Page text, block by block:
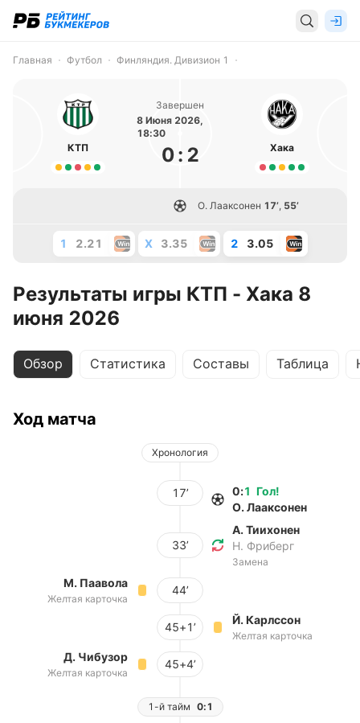
Главная Футбол Финляндия. Дивизион 1
КТП
Завершен
8 Июня 2026,
18:30
0: 2 Хака
О. Лааксонен 17’, 55’
1 2.21 X 3.35 2 3.05
Результаты игры КТП - Хака 8
июня 2026
Обзор Статистика Составы Таблица
Ход матча
Хронология
17’ Гол!
0:1
О. Лааксонен
33’
А. Тиихонен
Н. Фриберг
Замена
М. Паавола
Желтая карточка
44’
45+1’
Й. Карлссон
Желтая карточка
Д. Чибузор
Желтая карточка
45+4’
1-й тайм 0:1